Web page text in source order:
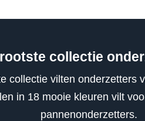
collectie
collectie vilten onderzetters
in 18 mooie kleuren vilt
pannenonderzetters.